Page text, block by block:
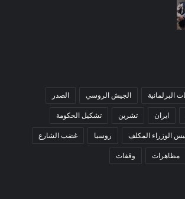
البرلمانية الجيش الروسي الصدر
ايران تشرين تشكيل الحكومة
الوزراء المكلف روسيا غضب الشارع
مظاهرات وقفات